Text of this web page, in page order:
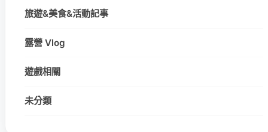
旅遊&美食&活動記事
露營 Vlog
遊戲相關
未分類